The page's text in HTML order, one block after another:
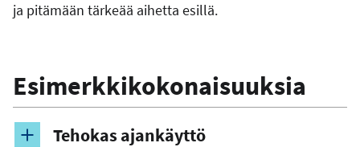
ja pitämään tärkeää aihetta esillä.
Esimerkkikokonaisuuksia
Tehokas ajankäyttö